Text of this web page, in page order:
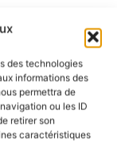
des technologies
informations des
permettra de
ou les ID
retirer son
caractéristiques
à un